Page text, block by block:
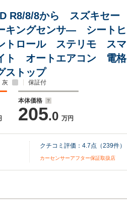
R8/8/8から スズキセー
キングセンサ― シートヒ
トロール ステリモ スマ
ト オートエアコン 電格
ストップ
灰 保証付
本体価格
205.0 万円
クチコミ評価： 4.7点（239件）
カーセンサーアフター保証取扱店